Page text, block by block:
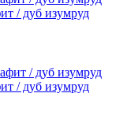
/ дуб изумруд
/ дуб изумруд